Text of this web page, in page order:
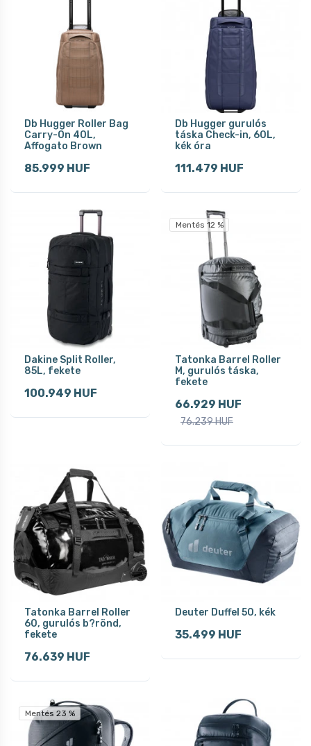
Db Hugger Roller Bag
Carry-On 40L,
Affogato Brown
85.999 HUF
Db Hugger gurulós
táska Check-in, 60L,
kék óra
111.479 HUF
Dakine Split Roller,
85L, fekete
100.949 HUF
Mentés 12 %
Tatonka Barrel Roller
M, gurulós táska,
fekete
66.929 HUF
76.239 HUF
Tatonka Barrel Roller
60, gurulós b?rönd,
fekete
76.639 HUF
Deuter Duffel 50, kék
35.499 HUF
Mentés 23 %